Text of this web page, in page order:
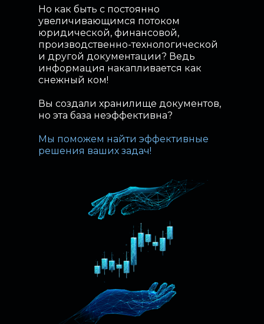
Но как быть с постоянно
увеличивающимся потоком
юридической, финансовой,
производственно-технологической
и другой документации? Ведь
информация накапливается как
снежный ком!
Вы создали хранилище документов,
но эта база неэффективна?
Мы поможем найти эффективные
решения ваших задач!
Примеры
задач
и их решений
В имеющейся базе отсутствует
возможность поиска. В документах
и материалах становится сложно
ориентироваться. Как организовать
единое информационное
пространство для всех